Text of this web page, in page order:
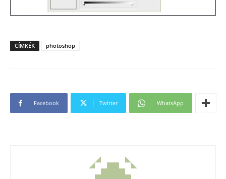
CÍMKÉK photoshop
Facebook Twitter WhatsApp